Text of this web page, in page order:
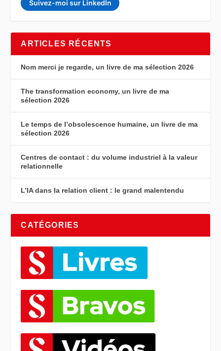
Suivez-moi sur LinkedIn
ARTICLES RÉCENTS
Nom merci je regarde, un livre de ma sélection 2026
The transformation economy, un livre de ma
sélection 2026
Le temps de l’obsolescence humaine, un livre de ma
sélection 2026
Centres de contact : du volume industriel à la valeur
relationnelle
L’IA dans la relation client : le grand malentendu
CATÉGORIES